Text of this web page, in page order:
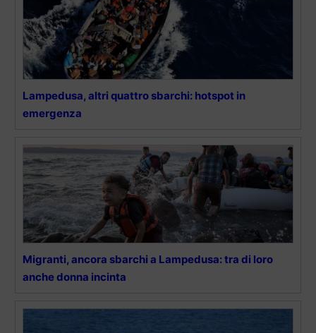
Lampedusa, altri quattro sbarchi: hotspot in
emergenza
Migranti, ancora sbarchi a Lampedusa: tra di loro
anche donna incinta